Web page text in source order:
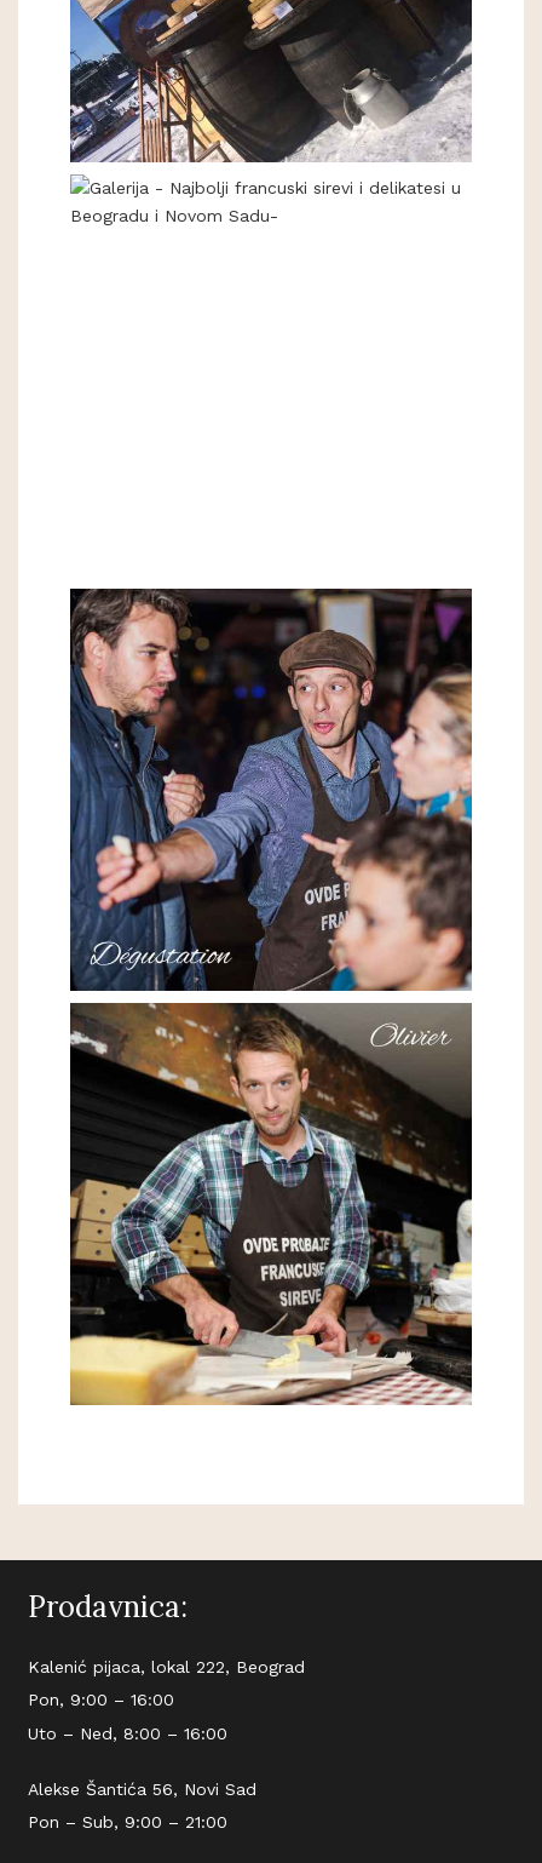
Prodavnica:
Kalenić pijaca, lokal 222, Beograd
Pon, 9:00 – 16:00
Uto – Ned, 8:00 – 16:00
Alekse Šantića 56, Novi Sad
Pon – Sub, 9:00 – 21:00